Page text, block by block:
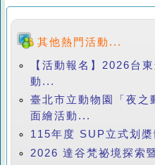
其他熱門活動...
【活動報名】2026台
動...
臺北市立動物園「夜之
面繪活動...
115年度 SUP立式划
2026 達谷梵祕境探索